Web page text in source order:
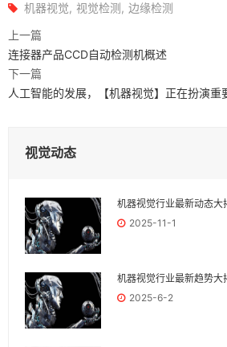
机器视觉 视觉检测 边缘检测
上一篇
连接器产品CCD自动检测机概述
下一篇
人工智能的发展，【机器视觉】正在扮演重
视觉动态
机器视觉行业最新动态大
2025-11-1
机器视觉行业最新趋势大
2025-6-2